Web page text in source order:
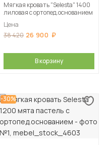
Мягкая кровать "Selesta" 1400
лиловая с ортопед.основанием
Цена
38 420 26 900
В корзину
-30%